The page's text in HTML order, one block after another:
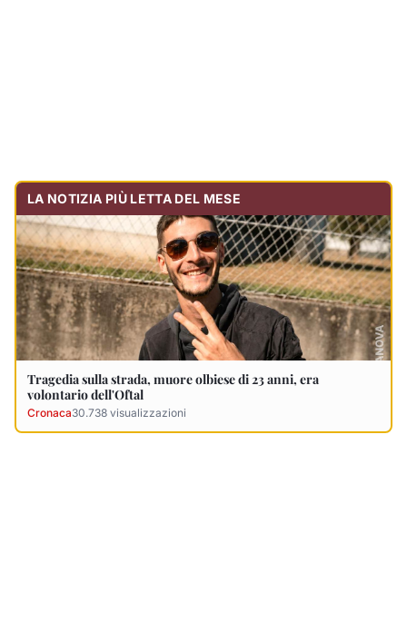
LA NOTIZIA PIÙ LETTA DEL MESE
Tragedia sulla strada, muore olbiese di 23 anni, era
volontario dell'Oftal
Cronaca30.738 visualizzazioni